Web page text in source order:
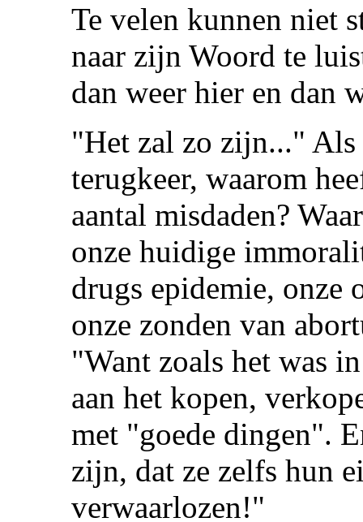
Te velen kunnen niet
naar zijn Woord te
dan weer hier en dan
"Het zal zo zijn..." Als
terugkeer, waarom
aantal misdaden?
onze huidige
drugs epidemie, onze
onze zonden van
"Want zoals het was
aan het kopen,
met "goede dingen".
zijn, dat ze zelfs hun
verwaarlozen!"